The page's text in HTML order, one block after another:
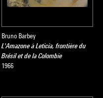
Bruno Barbey
L'Amazone à Leticia, frontière du
Brésil et de la Colombie
1966